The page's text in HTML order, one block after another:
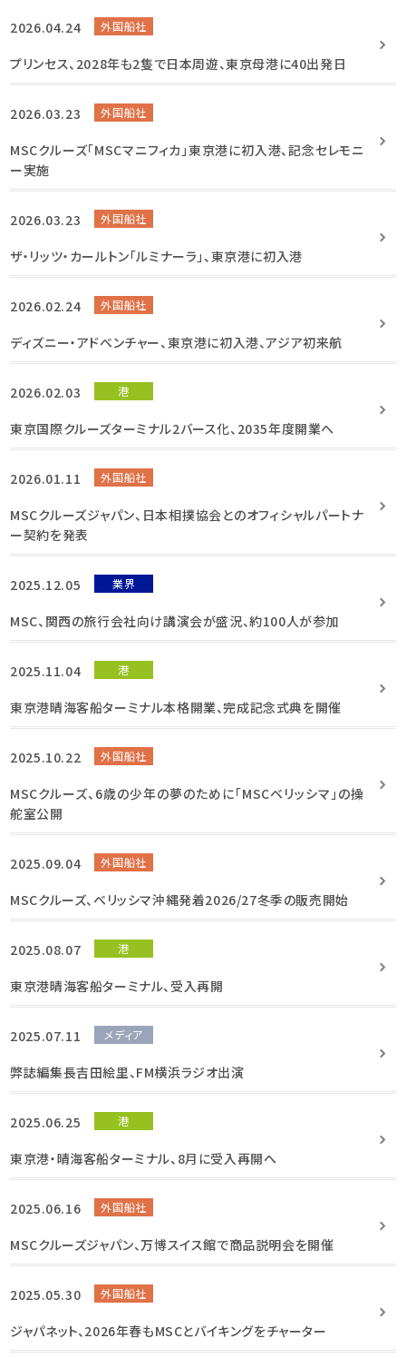
2026.04.24 外国船社
プリンセス、2028年も2隻で日本周遊、東京母港に40出発日
2026.03.23 外国船社
MSCクルーズ「MSCマニフィカ」東京港に初入港、記念セレモニ
ー実施
2026.03.23 外国船社
ザ・リッツ・カールトン「ルミナーラ」、東京港に初入港
2026.02.24 外国船社
ディズニー・アドベンチャー、東京港に初入港、アジア初来航
2026.02.03 港
東京国際クルーズターミナル2バース化、2035年度開業へ
2026.01.11 外国船社
MSCクルーズジャパン、日本相撲協会とのオフィシャルパートナ
ー契約を発表
2025.12.05 業界
MSC、関西の旅行会社向け講演会が盛況、約100人が参加
2025.11.04 港
東京港晴海客船ターミナル本格開業、完成記念式典を開催
2025.10.22 外国船社
MSCクルーズ、6歳の少年の夢のために「MSCベリッシマ」の操
舵室公開
2025.09.04 外国船社
MSCクルーズ、ベリッシマ沖縄発着2026/27冬季の販売開始
2025.08.07 港
東京港晴海客船ターミナル、受入再開
2025.07.11 メディア
弊誌編集長吉田絵里、FM横浜ラジオ出演
2025.06.25 港
東京港・晴海客船ターミナル、8月に受入再開へ
2025.06.16 外国船社
MSCクルーズジャパン、万博スイス館で商品説明会を開催
2025.05.30 外国船社
ジャパネット、2026年春もMSCとバイキングをチャーター